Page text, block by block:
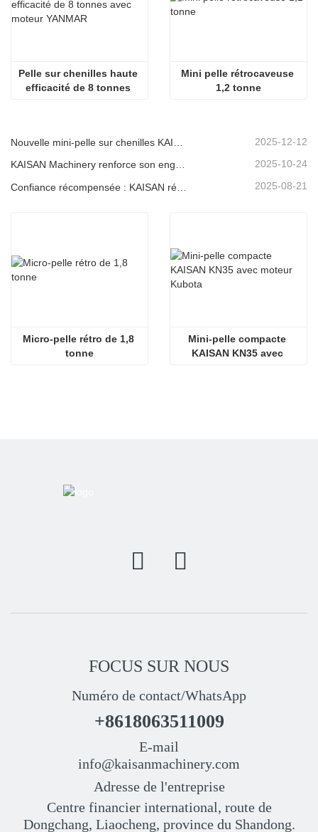
Pelle sur chenilles haute
efficacité de 8 tonnes
Mini pelle rétrocaveuse
1,2 tonne
2025-12-12
KAISAN Machinery renforce son engagement de soutien mondial avec une mission technique proactive en 2025-10-24
2025-08-21
Micro-pelle rétro de 1,8
tonne
Mini-pelle compacte
KAISAN KN35 avec
FOCUS SUR NOUS
Numéro de contact/WhatsApp
+8618063511009
E-mail
info@kaisanmachinery.com
Adresse de l'entreprise
Centre financier international, route de
Dongchang, Liaocheng, province du Shandong.